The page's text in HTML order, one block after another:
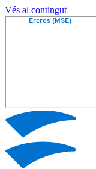
Vés al contingut